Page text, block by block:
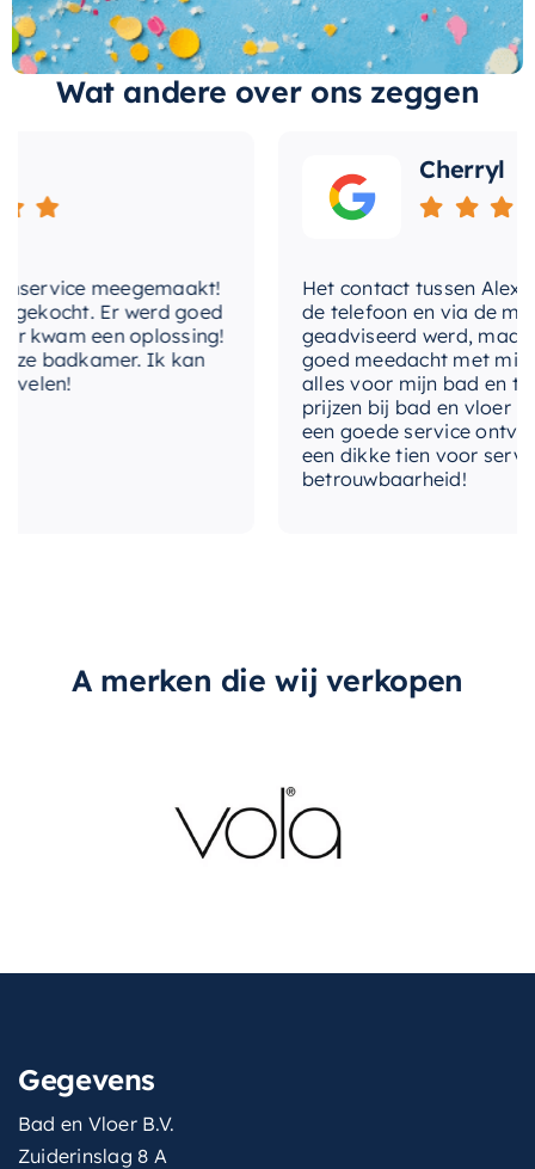
inbouwthermostaat zorgt ervoor dat het water
altijd op de gewenste temperatuur blijft, zodat je
optimaal kunt genieten van je badkamer.
nieuwe badkamer installeert, dit product van
Hotbath
is de perfecte aanvulling. Met zijn
met-inbouwdeel Nee
met-omstelinrichting Nee
Nee
thermostatisch Ja
uitvoering Afbouwdeel
Rond
Wat andere over ons zeggen
meegemaakt!
Er werd goed
een oplossing!
badkamer. Ik kan
Cherryl
Het contact tussen Alex
de telefoon en via de mail,
geadviseerd werd, maar
goed meedacht met mij.
alles voor mijn bad en
prijzen bij bad en vloer
een goede service
een dikke tien voor
betrouwbaarheid!
A merken die wij verkopen
Gegevens
Bad en Vloer B.V.
Zuiderinslag 8 A